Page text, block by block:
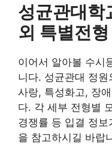
성균관대학
외 특별전형
이어서 알아볼 수시
니다. 성균관대 정
사랑, 특성화고, 장
다. 각 세부 전형별
경쟁률 등 입결 정
을 참고하시길 바랍